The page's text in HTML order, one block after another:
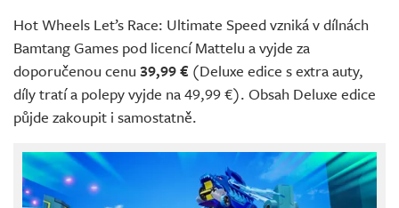
Hot Wheels Let’s Race: Ultimate Speed vzniká v dílnách
Bamtang Games pod licencí Mattelu a vyjde za
doporučenou cenu 39,99 € (Deluxe edice s extra auty,
díly tratí a polepy vyjde na 49,99 €). Obsah Deluxe edice
půjde zakoupit i samostatně.